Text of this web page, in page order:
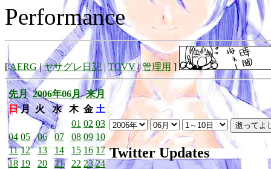
Performance
[AERG|ヤサグレ日記|TCVV|管理用 ]
先月 2006年06月 来月
日 月 火 水 木 金 土
01 02 03
04 05 06 07 08 09 10
11 12 13 14 15 16 17
18 19 20 21 22 23 24
Twitter Updates